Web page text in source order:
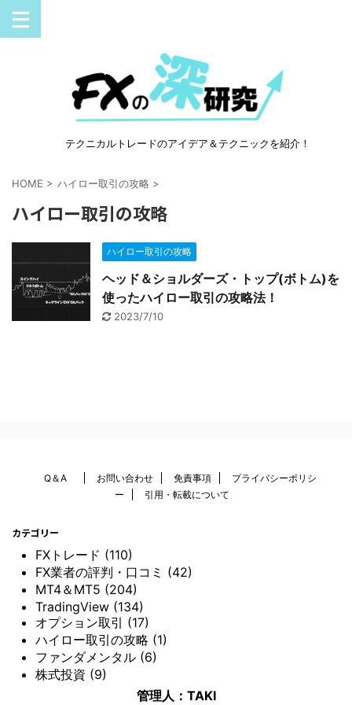
テクニカルトレードのアイデア＆テクニックを紹介！
HOME > ハイロー取引の攻略 >
ハイロー取引の攻略
ハイロー取引の攻略
ヘッド＆ショルダーズ・トップ(ボトム)を
使ったハイロー取引の攻略法！
2023/7/10
Q＆A お問い合わせ 免責事項
プライバシーポリシ
ー
引用・転載について
カテゴリー
FXトレード (110)
FX業者の評判・口コミ (42)
MT4＆MT5 (204)
TradingView (134)
オプション取引 (17)
ハイロー取引の攻略 (1)
ファンダメンタル (6)
株式投資 (9)
管理人：TAKI